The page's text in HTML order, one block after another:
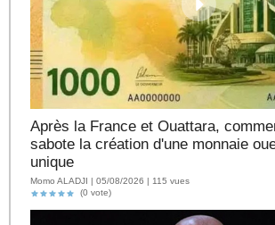
Après la France et Ouattara,
sabote la création d'une monnaie
unique
Momo ALADJI | 05/08/2026 | 115 vues
(0 vote)